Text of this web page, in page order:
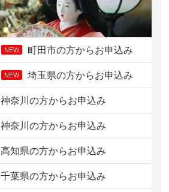
NEW 町田市の方からお申込み
NEW 埼玉県の方からお申込み
神奈川の方からお申込み
神奈川の方からお申込み
高知県の方からお申込み
千葉県の方からお申込み